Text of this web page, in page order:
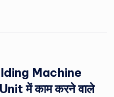
Machine
में काम करने वाले